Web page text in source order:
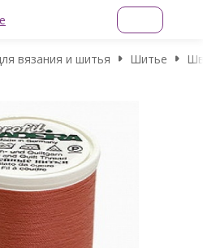
вязания и шитья Шитье